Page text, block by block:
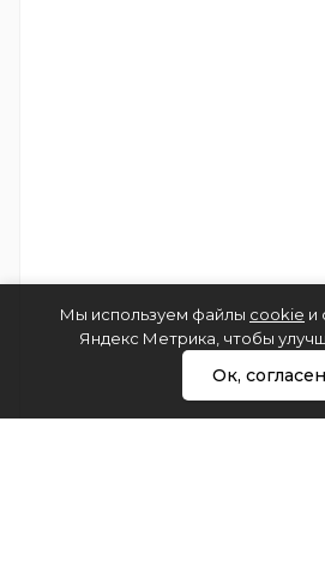
Мы используем файлы cookie и
Яндекс Метрика, чтобы
Ок, согласен